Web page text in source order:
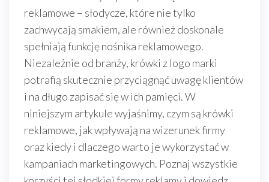
reklamowe – słodycze, które nie tylko
zachwycają smakiem, ale również doskonale
spełniają funkcję nośnika reklamowego.
Niezależnie od branży, krówki z logo marki
potrafią skutecznie przyciągnąć uwagę klientów
i na długo zapisać się w ich pamięci. W
niniejszym artykule wyjaśnimy, czym są krówki
reklamowe, jak wpływają na wizerunek firmy
oraz kiedy i dlaczego warto je wykorzystać w
kampaniach marketingowych. Poznaj wszystkie